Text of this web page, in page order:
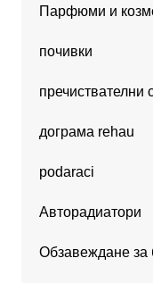
Парфюми и
почивки
пречиствателни
дограма rehau
podaraci
Авторадиатори
Обзавеждане за